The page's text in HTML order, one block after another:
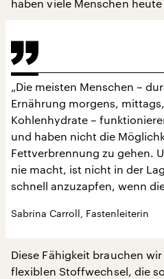
haben viele Menschen
„Die meisten Menschen –
Ernährung morgens,
Kohlenhydrate –
und haben nicht die
Fettverbrennung zu gehen.
nie macht, ist nicht in der
schnell anzuzapfen, wenn
Sabrina Carroll, Fastenleiterin
Diese Fähigkeit brauchen
flexiblen Stoffwechsel, die